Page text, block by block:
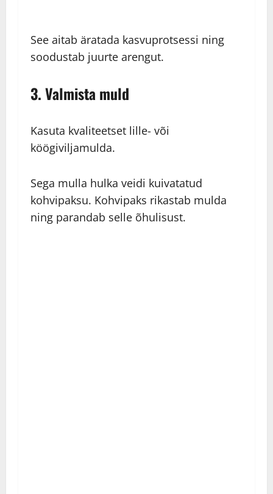
See aitab äratada kasvuprotsessi ning
soodustab juurte arengut.
3. Valmista muld
Kasuta kvaliteetset lille- või
köögiviljamulda.
Sega mulla hulka veidi kuivatatud
kohvipaksu. Kohvipaks rikastab mulda
ning parandab selle õhulisust.